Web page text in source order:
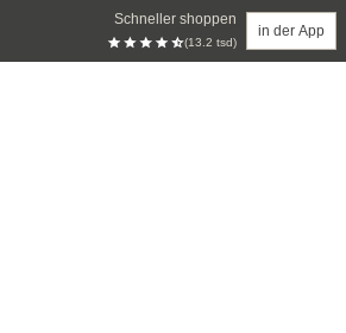
Schneller shoppen
(13.2 tsd)
in der App